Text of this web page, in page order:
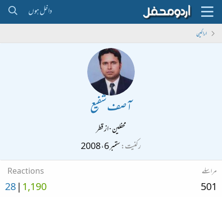
داخل ہوں
اراکین
آصف شفیع
محفلین·ازقطر
رکنیت ستمبر 6، 2008
مراسلے
501
Reactions
1,190
28